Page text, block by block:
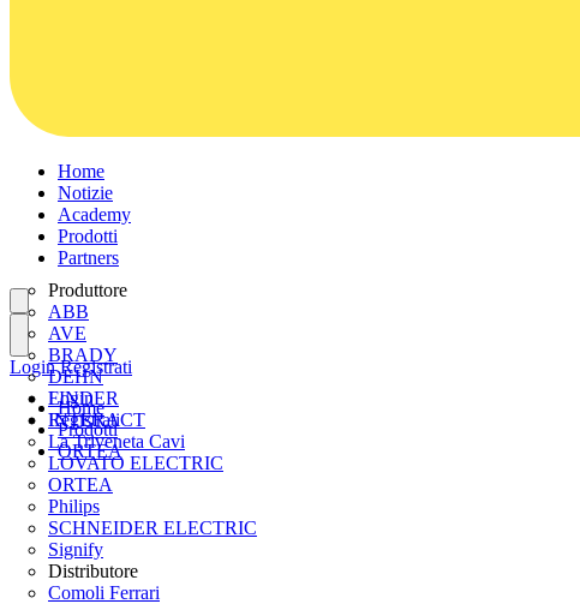
Home
Notizie
Academy
Prodotti
Partners
Produttore
ABB
AVE
BRADY
DEHN
FINDER
INTERACT
La Triveneta Cavi
LOVATO ELECTRIC
ORTEA
Philips
SCHNEIDER ELECTRIC
Signify
Distributore
Comoli Ferrari
Login
Registrati
Login Registrati
Home
Prodotti
ORTEA